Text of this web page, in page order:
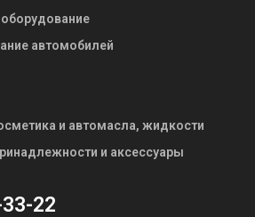
автомобилей
и автомасла, жидкости
и аксессуары
22